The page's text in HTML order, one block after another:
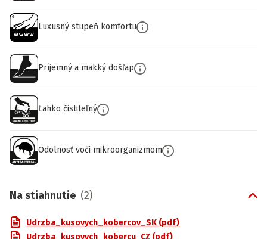
Luxusný stupeň komfortu
Príjemný a mäkký došľap
Ľahko čistiteľný
Odolnosť voči mikroorganizmom
Na stiahnutie (2)
Udrzba_kusovych_kobercov_SK (pdf)
Udrzba_kusovych_kobercu_CZ (pdf)